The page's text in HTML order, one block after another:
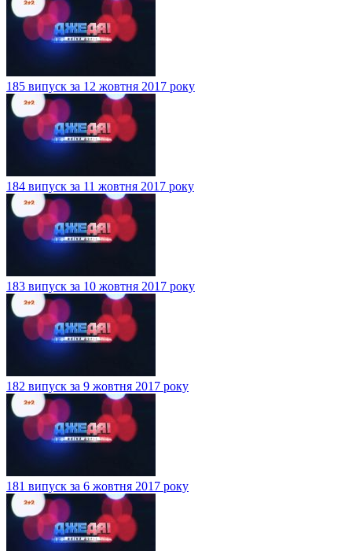
185 випуск за 12 жовтня 2017 року
184 випуск за 11 жовтня 2017 року
183 випуск за 10 жовтня 2017 року
182 випуск за 9 жовтня 2017 року
181 випуск за 6 жовтня 2017 року